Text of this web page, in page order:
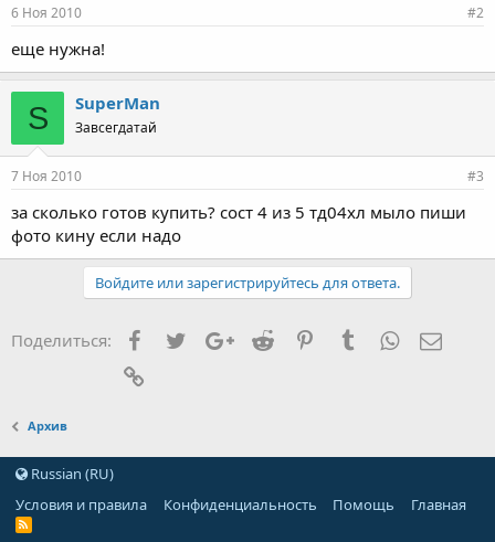
6 Ноя 2010 #2
еще нужна!
S SuperMan
Завсегдатай
7 Ноя 2010 #3
за сколько готов купить? сост 4 из 5 тд04хл мыло пиши
фото кину если надо
Войдите или зарегистрируйтесь для ответа.
Поделиться: FacebookTwitterGoogle+
Reddit PinterestTumblrWhatsApp
Архив
Russian (RU)
Условия и правила
Конфиденциальность Помощь Главная